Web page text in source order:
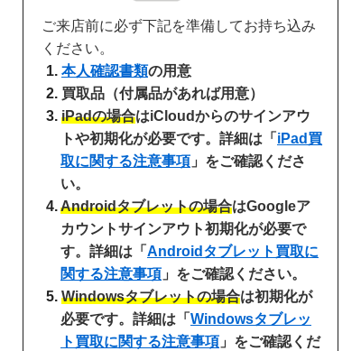
ご来店前に必ず下記を準備してお持ち込み
ください。
本人確認書類の用意
買取品（付属品があれば用意）
iPadの場合はiCloudからのサインアウ
トや初期化が必要です。詳細は「 iPad買
取に関する注意事項 」をご確認くださ
い。
Androidタブレットの場合はGoogleア
カウントサインアウト初期化が必要で
す。詳細は「 Androidタブレット買取に
関する注意事項 」をご確認ください。
Windowsタブレットの場合は初期化が
必要です。詳細は「 Windowsタブレッ
ト買取に関する注意事項 」をご確認くだ